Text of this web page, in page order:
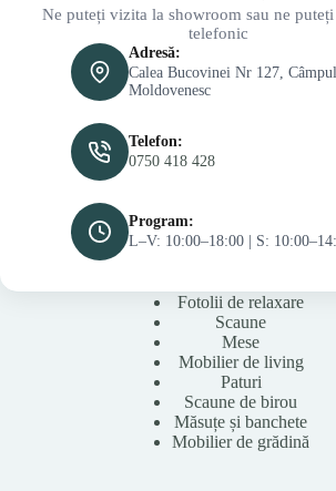
Ne puteți vizita la showroom sau ne puteți
telefonic
Adresă:
Calea Bucovinei Nr 127,
Moldovenesc
Telefon:
0750 418 428
Program:
L–V: 10:00–18:00 | S:
Fotolii de relaxare
Scaune
Mese
Mobilier de living
Paturi
Scaune de birou
Măsuțe și banchete
Mobilier de grădină